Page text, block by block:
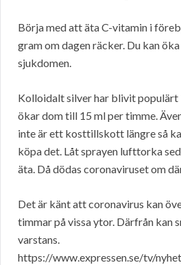
Börja med att äta C-vitamin i
gram om dagen räcker. Du kan
sjukdomen.
Kolloidalt silver har blivit populärt
ökar dom till 15 ml per timme.
inte är ett kosttillskott längre så
köpa det. Låt sprayen lufttorka
äta. Då dödas coronaviruset om
Det är känt att coronavirus kan
timmar på vissa ytor. Därfrån kan
varstans.
https://www.expressen.se/tv/